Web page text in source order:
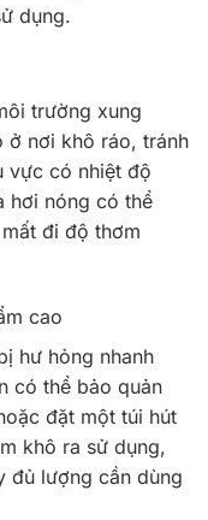
dụng.
trường xung
ở nơi khô ráo, tránh
vực có nhiệt độ
hơi nóng có thể
đi độ thơm
cao
hư hỏng nhanh
có thể bảo quản
đặt một túi hút
khô ra sử dụng,
đủ lượng cần dùng